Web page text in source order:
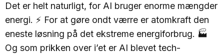
Det er helt naturligt, for AI bruger enorme mængder
energi. ⚡ For at gøre ondt værre er atomkraft den
eneste løsning på det ekstreme energiforbrug. 🏭
Og som prikken over i’et er AI blevet tech-